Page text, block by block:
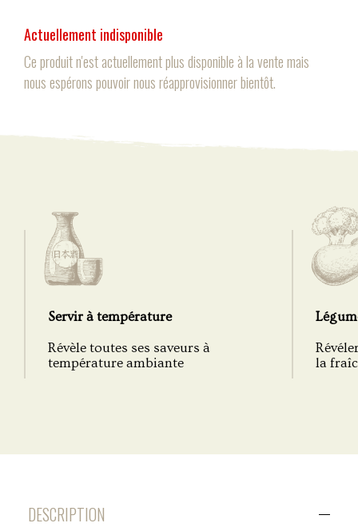
Actuellement indisponible
Ce produit n'est actuellement plus disponible à la vente mais
nous espérons pouvoir nous réapprovisionner bientôt.
DESCRIPTION
Servir à température
Révèle toutes ses saveurs à
température ambiante
la